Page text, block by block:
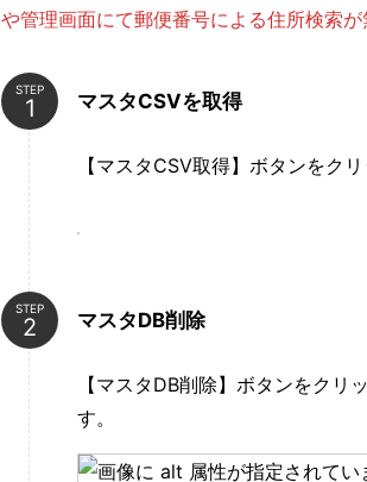
や管理画面にて郵便番号による住所検索
STEP
マスタCSVを取得
【マスタCSV取得】ボタンをク
STEP
マスタDB削除
【マスタDB削除】ボタンをク
す。